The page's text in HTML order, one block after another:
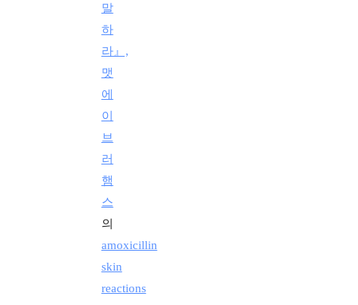
말
하
라』,
맷
에
이
브
러
햄
스
의
amoxicillin
skin
reactions